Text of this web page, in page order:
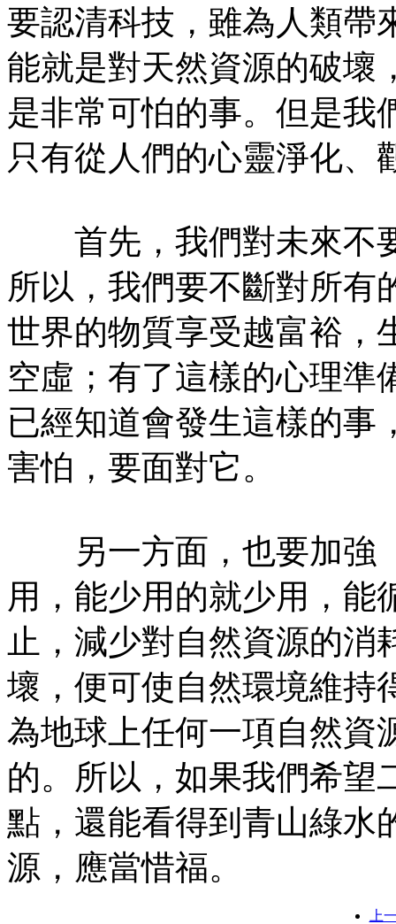
要認清科技，雖為人類帶
能就是對天然資源的破壞
是非常可怕的事。但是我
只有從人們的心靈淨化、
首先，我們對未來不
所以，我們要不斷對所有
世界的物質享受越富裕，
空虛；有了這樣的心理準
已經知道會發生這樣的事
害怕，要面對它。
另一方面，也要加強
用，能少用的就少用，能
止，減少對自然資源的消
壞，便可使自然環境維持
為地球上任何一項自然資
的。所以，如果我們希望
點，還能看得到青山綠水
源，應當惜福。
上